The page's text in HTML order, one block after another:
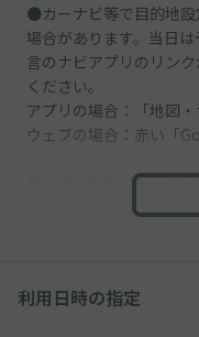
●カーナビ等で目的地
場合があります。当日
言のナビアプリのリン
ください。
アプリの場合：「地図
ウェブの場合：赤い「
●入庫の際はシャッタ
を閉めてください。
利用日時の指定